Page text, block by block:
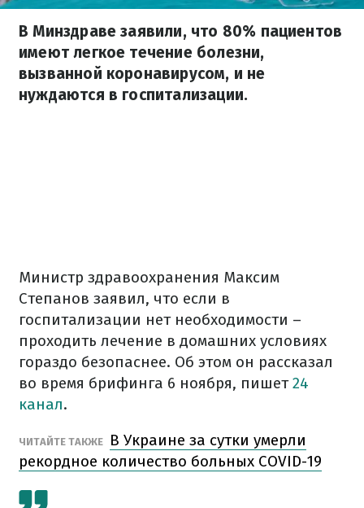
В Минздраве заявили, что 80% пациентов
имеют легкое течение болезни,
вызванной коронавирусом, и не
нуждаются в госпитализации.
Министр здравоохранения Максим
Степанов заявил, что если в
госпитализации нет необходимости –
проходить лечение в домашних условиях
гораздо безопаснее. Об этом он рассказал
во время брифинга 6 ноября, пишет24
канал.
ЧИТАЙТЕ ТАКЖЕ
В Украине за сутки умерли
рекордное количество больных COVID-19